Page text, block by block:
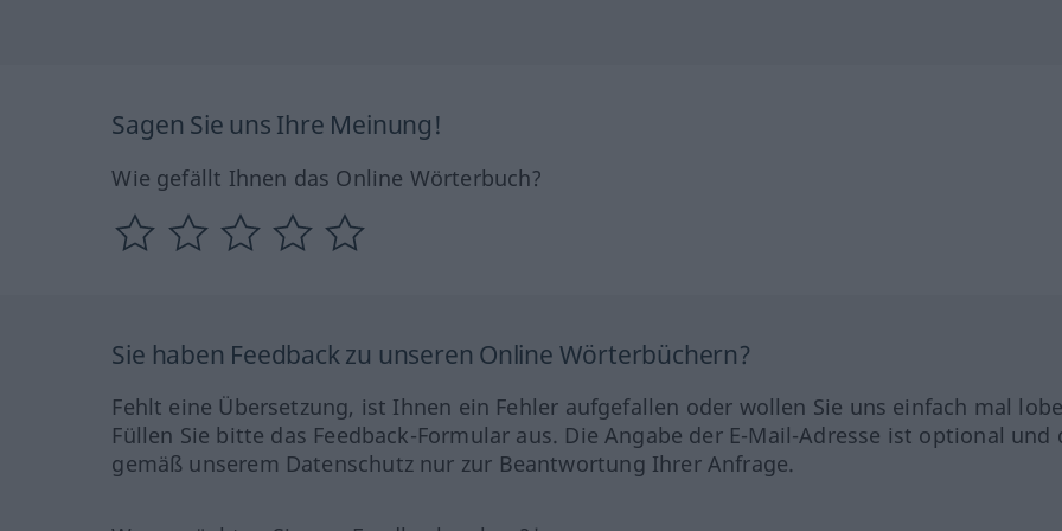
Sagen Sie uns Ihre Meinung!
Wie gefällt Ihnen das Online Wörterbuch?
Sie haben Feedback zu unseren Online Wörterbüchern?
Fehlt eine Übersetzung, ist Ihnen ein Fehler aufgefallen oder wollen Sie uns einfach mal
Füllen Sie bitte das Feedback-Formular aus. Die Angabe der E-Mail-Adresse ist optional und
gemäß unserem Datenschutz nur zur Beantwortung Ihrer Anfrage.